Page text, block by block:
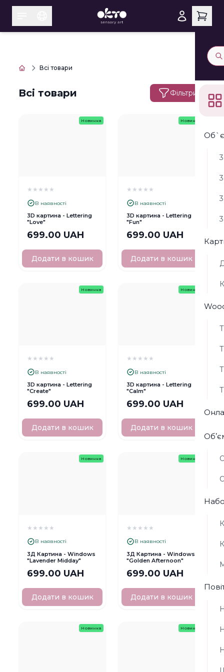
Всі товари
Всі товари Фільтри
Новинка
★ ★ ★ ★ ★
В наявності
3D картина - Lettering
"Love"
699.00 UAH
Додати в кошик
Новинка
★ ★ ★ ★ ★
В наявності
3D картина - Lettering
"Fun"
699.00 UAH
Додати в кошик
Новинка
★ ★ ★ ★ ★
В наявності
3D картина - Lettering
"Create"
699.00 UAH
Додати в кошик
Новинка
★ ★ ★ ★ ★
В наявності
3D картина - Lettering
"Сalm"
699.00 UAH
Додати в кошик
Новинка
★ ★ ★ ★ ★
В наявності
3Д Картина - Windows
"Lavender Midday"
699.00 UAH
Додати в кошик
Новинка
★ ★ ★ ★ ★
В наявності
3Д Картина - Windows
"Golden Afternoon"
699.00 UAH
Додати в кошик
Новинка Новинка